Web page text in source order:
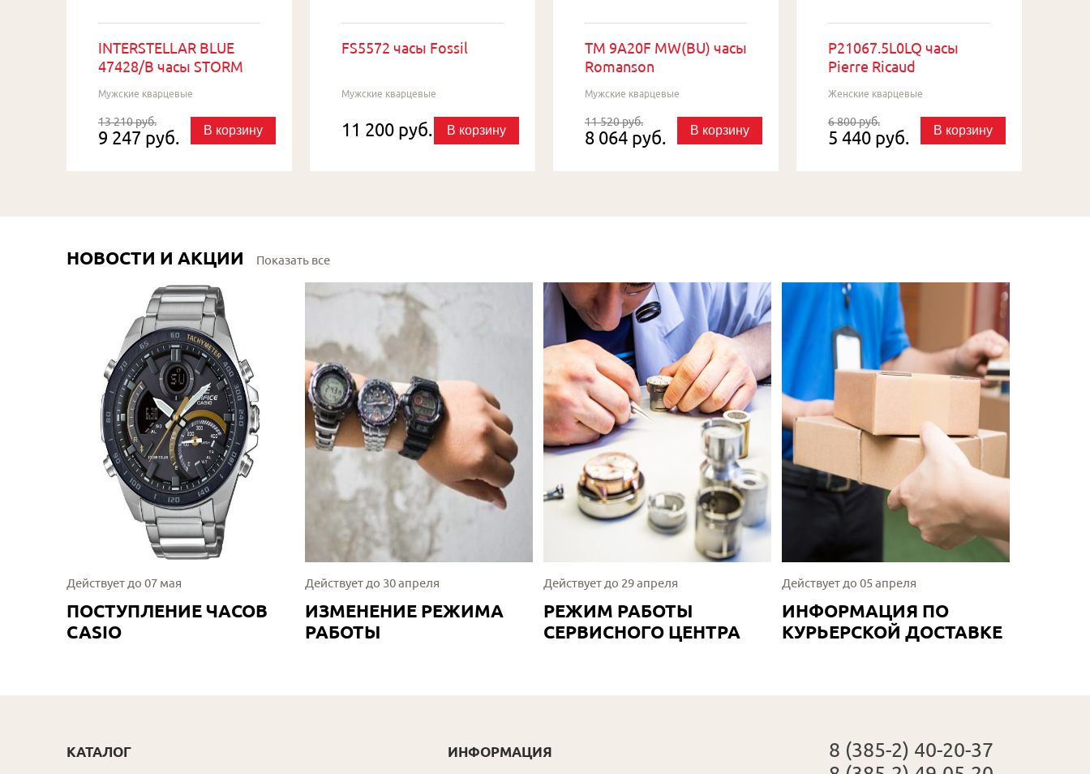
INTERSTELLAR BLUE
47428/B часы STORM
Мужские кварцевые
13 210 руб.
9 247 руб. В корзину
FS5572 часы Fossil
Мужские кварцевые
11 200 руб. В корзину
TM 9A20F MW(BU) часы
Romanson
Мужские кварцевые
11 520 руб.
8 064 руб. В корзину
P21067.5L0LQ часы
Pierre Ricaud
Женские кварцевые
6 800 руб.
5 440 руб. В корзину
НОВОСТИ И АКЦИИ Показать все
Действует до 07 мая
ПОСТУПЛЕНИЕ ЧАСОВ
CASIO
Действует до 30 апреля
ИЗМЕНЕНИЕ РЕЖИМА
РАБОТЫ
Действует до 29 апреля
РЕЖИМ РАБОТЫ
СЕРВИСНОГО ЦЕНТРА
Действует до 05 апреля
ИНФОРМАЦИЯ ПО
КУРЬЕРСКОЙ ДОСТАВКЕ
КАТАЛОГ ИНФОРМАЦИЯ
8 (385-2) 40-20-37